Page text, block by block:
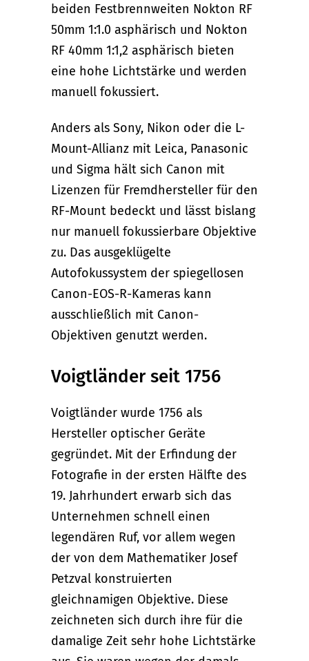
beiden Festbrennweiten Nokton RF
50mm 1:1.0 asphärisch und Nokton
RF 40mm 1:1,2 asphärisch bieten
eine hohe Lichtstärke und werden
manuell fokussiert.
Anders als Sony, Nikon oder die L-
Mount-Allianz mit Leica, Panasonic
und Sigma hält sich Canon mit
Lizenzen für Fremdhersteller für den
RF-Mount bedeckt und lässt bislang
nur manuell fokussierbare Objektive
zu. Das ausgeklügelte
Autofokussystem der spiegellosen
Canon-EOS-R-Kameras kann
ausschließlich mit Canon-
Objektiven genutzt werden.
Voigtländer seit 1756
Voigtländer wurde 1756 als
Hersteller optischer Geräte
gegründet. Mit der Erfindung der
Fotografie in der ersten Hälfte des
19. Jahrhundert erwarb sich das
Unternehmen schnell einen
legendären Ruf, vor allem wegen
der von dem Mathematiker Josef
Petzval konstruierten
gleichnamigen Objektive. Diese
zeichneten sich durch ihre für die
damalige Zeit sehr hohe Lichtstärke